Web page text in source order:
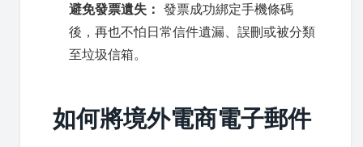
避免發票遺失： 發票成功綁定手機條碼
後，再也不怕日常信件遺漏、誤刪或被分類
至垃圾信箱。
如何將境外電商電子郵件